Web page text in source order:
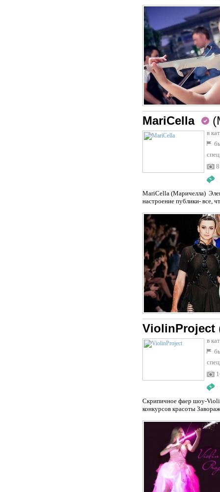
MariCella
в
8
:
MariCella (Маричелла)
настроение публики- все,
ViolinProject
в
:
Скрипичное фаер шоу-
конкурсов красоты